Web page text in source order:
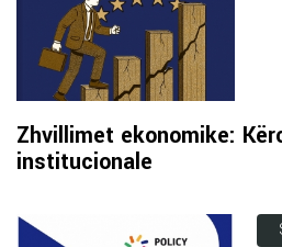
Zhvillimet ekonomike:
institucionale